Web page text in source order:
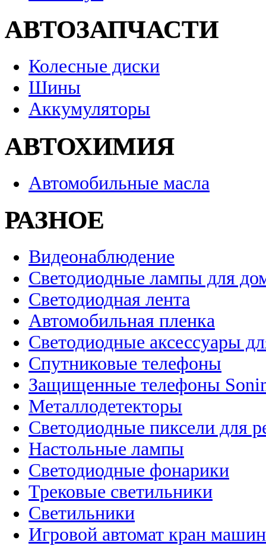
АВТОЗАПЧАСТИ
Колесные диски
Шины
Аккумуляторы
АВТОХИМИЯ
Автомобильные масла
РАЗНОЕ
Видеонаблюдение
Светодиодные лампы для
Светодиодная лента
Автомобильная пленка
Светодиодные аксессуары
Спутниковые телефоны
Защищенные телефоны
Металлодетекторы
Светодиодные пиксели для
Настольные лампы
Светодиодные фонарики
Трековые светильники
Светильники
Игровой автомат кран